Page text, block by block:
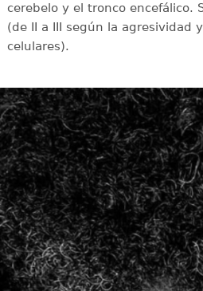
cerebelo y el tronco encefálico.
(de II a III según la agresividad
celulares).